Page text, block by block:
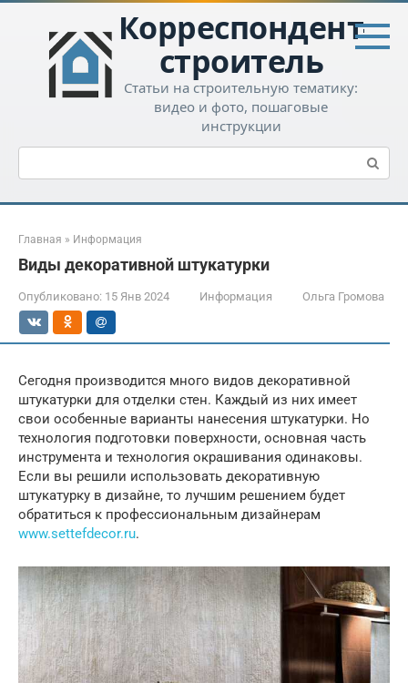
Перейти
контенту
Корреспондент-
строитель
Статьи на строительную тематику:
видео и фото, пошаговые
инструкции
Поиск:
Главная » Информация
Виды декоративной штукатурки
Опубликовано: 15 Янв 2024 Информация Ольга Громова
Сегодня производится много видов декоративной
штукатурки для отделки стен. Каждый из них имеет
свои особенные варианты нанесения штукатурки. Но
технология подготовки поверхности, основная часть
инструмента и технология окрашивания одинаковы.
Если вы решили использовать декоративную
штукатурку в дизайне, то лучшим решением будет
обратиться к профессиональным дизайнерам
www.settefdecor.ru.